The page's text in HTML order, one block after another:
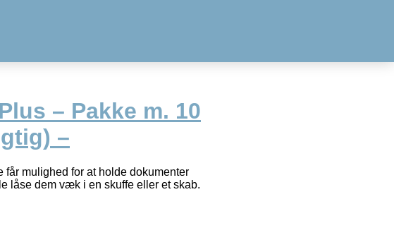
– Pakke m. 10
–
mulighed for at holde dokumenter
låse dem væk i en skuffe eller et skab.